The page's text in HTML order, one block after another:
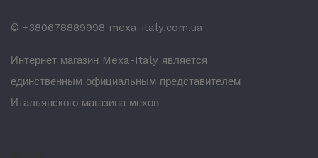
© +380678889998 mexa-italy.com.ua
Интернет магазин Mexa-Italy является
единственным официальным представителем
Итальянского магазина мехов